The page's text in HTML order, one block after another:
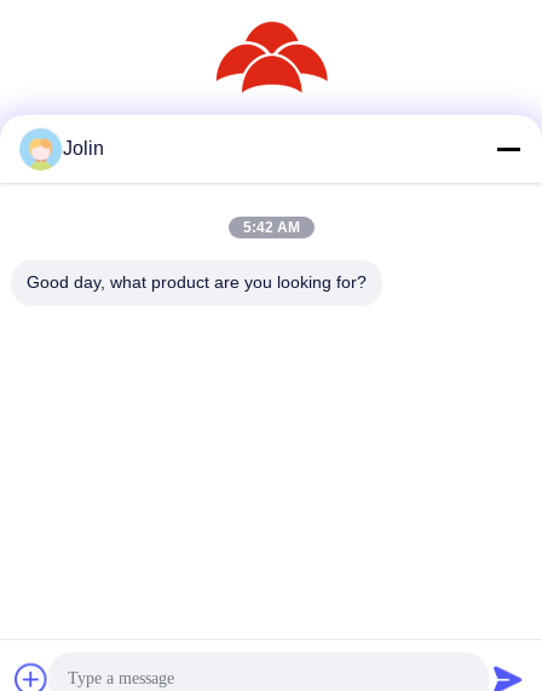
Jolin
5:42 AM
Good day, what product are you looking for?